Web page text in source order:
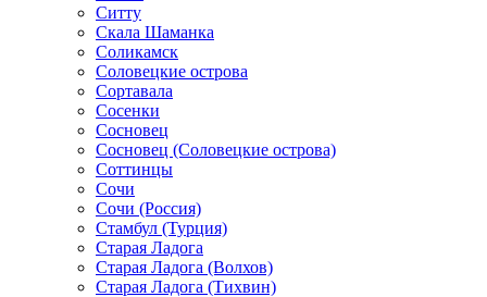
Ситту
Скала Шаманка
Соликамск
Соловецкие острова
Сортавала
Сосенки
Сосновец
Сосновец (Соловецкие острова)
Соттинцы
Сочи
Сочи (Россия)
Стамбул (Турция)
Старая Ладога
Старая Ладога (Волхов)
Старая Ладога (Тихвин)